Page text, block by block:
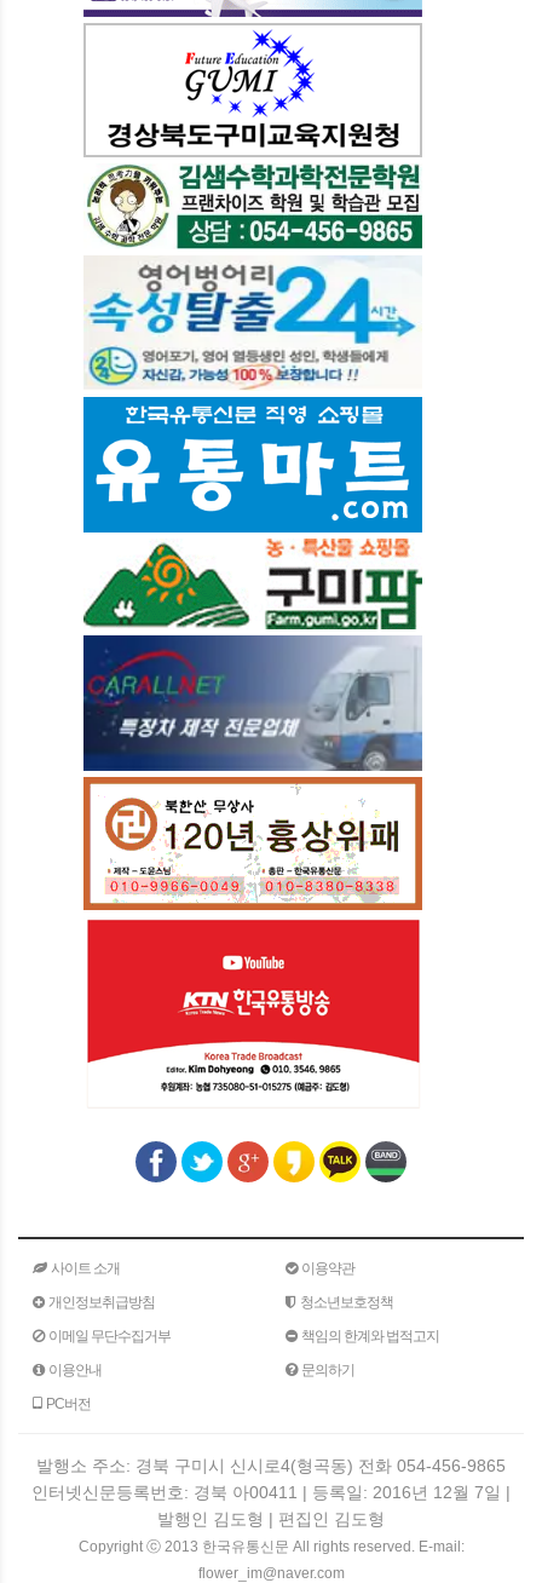
사이트 소개
이용약관
개인정보취급방침
청소년보호정책
이메일 무단수집거부
책임의 한계와 법적고지
이용안내
문의하기
PC버전
발행소 주소: 경북 구미시 신시로4(형곡동) 전화 054-456-9865
인터넷신문등록번호: 경북 아00411 | 등록일: 2016년 12월 7일 |
발행인 김도형 | 편집인 김도형
Copyright ⓒ 2013 한국유통신문 All rights reserved. E-mail:
flower_im@naver.com